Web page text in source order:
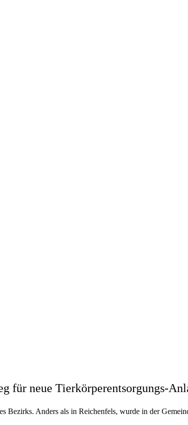
für neue Tierkörperentsorgungs-
Bezirks. Anders als in Reichenfels, wurde in der